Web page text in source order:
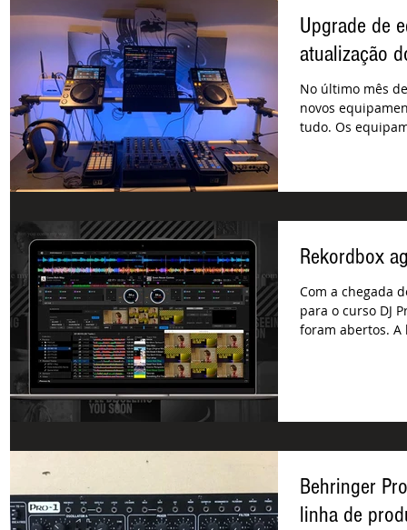
Upgrade de
atualização
No último mês
novos
tudo. Os
Rekordbox
Com a chegada
para o curso DJ
foram abertos. A
Behringer
linha de